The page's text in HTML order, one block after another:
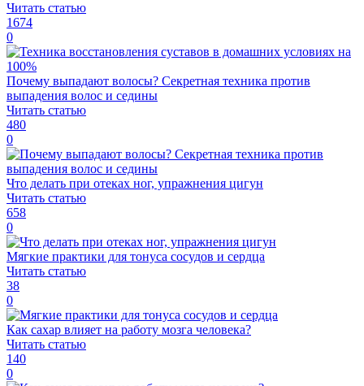
Читать статью
1674
0
Почему выпадают волосы? Секретная техника против
выпадения волос и седины
Читать статью
480
0
Что делать при отеках ног, упражнения цигун
Читать статью
658
0
Мягкие практики для тонуса сосудов и сердца
Читать статью
38
0
Как сахар влияет на работу мозга человека?
Читать статью
140
0